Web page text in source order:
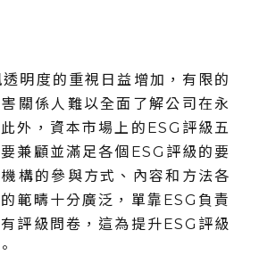
明度的重視日益增加，有限的
關係人難以全面了解公司在永
外，資本市場上的ESG評級五
兼顧並滿足各個ESG評級的要
構的參與方式、內容和方法各
範疇十分廣泛，單靠ESG負責
評級問卷，這為提升ESG評級